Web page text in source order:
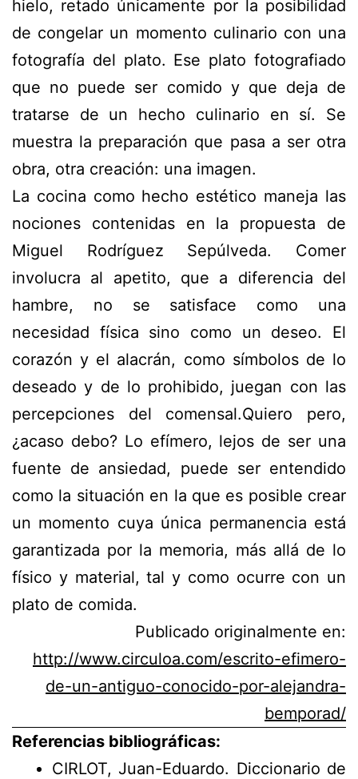
hielo, retado únicamente por la posibilidad
de congelar un momento culinario con una
fotografía del plato. Ese plato fotografiado
que no puede ser comido y que deja de
tratarse de un hecho culinario en sí. Se
muestra la preparación que pasa a ser otra
obra, otra creación: una imagen.
La cocina como hecho estético maneja las
nociones contenidas en la propuesta de
Miguel Rodríguez Sepúlveda. Comer
involucra al apetito, que a diferencia del
hambre, no se satisface como una
necesidad física sino como un deseo. El
corazón y el alacrán, como símbolos de lo
deseado y de lo prohibido, juegan con las
percepciones del comensal.Quiero pero,
¿acaso debo? Lo efímero, lejos de ser una
fuente de ansiedad, puede ser entendido
como la situación en la que es posible crear
un momento cuya única permanencia está
garantizada por la memoria, más allá de lo
físico y material, tal y como ocurre con un
plato de comida.
Publicado originalmente en:
http://www.circuloa.com/escrito-efimero-
de-un-antiguo-conocido-por-alejandra-
bemporad/
Referencias bibliográficas:
CIRLOT, Juan-Eduardo. Diccionario de